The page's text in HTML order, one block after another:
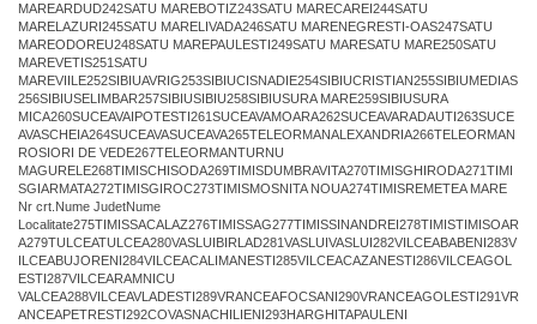
MAREARDUD242SATU MAREBOTIZ243SATU MARECAREI244SATU
MARELAZURI245SATU MARELIVADA246SATU MARENEGRESTI-OAS247SATU
MAREODOREU248SATU MAREPAULESTI249SATU MARESATU MARE250SATU
MAREVETIS251SATU
MAREVIILE252SIBIUAVRIG253SIBIUCISNADIE254SIBIUCRISTIAN255SIBIUMEDIAS
256SIBIUSELIMBAR257SIBIUSIBIU258SIBIUSURA MARE259SIBIUSURA
MICA260SUCEAVAIPOTESTI261SUCEAVAMOARA262SUCEAVARADAUTI263SUCE
AVASCHEIA264SUCEAVASUCEAVA265TELEORMANALEXANDRIA266TELEORMAN
ROSIORI DE VEDE267TELEORMANTURNU
MAGURELE268TIMISCHISODA269TIMISDUMBRAVITA270TIMISGHIRODA271TIMI
SGIARMATA272TIMISGIROC273TIMISMOSNITA NOUA274TIMISREMETEA MARE
Nr crt.Nume JudetNume
Localitate275TIMISSACALAZ276TIMISSAG277TIMISSINANDREI278TIMISTIMISOAR
A279TULCEATULCEA280VASLUIBIRLAD281VASLUIVASLUI282VILCEABABENI283V
ILCEABUJORENI284VILCEACALIMANESTI285VILCEACAZANESTI286VILCEAGOL
ESTI287VILCEARAMNICU
VALCEA288VILCEAVLADESTI289VRANCEAFOCSANI290VRANCEAGOLESTI291VR
ANCEAPETRESTI292COVASNACHILIENI293HARGHITAPAULENI